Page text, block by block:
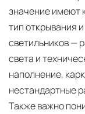
значение имеют
тип открывания
светильников —
света и
наполнение,
нестандартные
Также важно